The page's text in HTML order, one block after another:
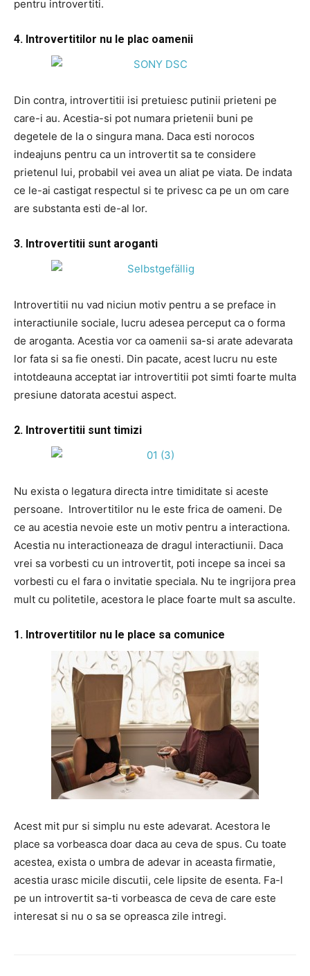
pentru introvertiti.
4. Introvertitilor nu le plac oamenii
Din contra, introvertitii isi pretuiesc putinii prieteni pe
care-i au. Acestia-si pot numara prietenii buni pe
degetele de la o singura mana. Daca esti norocos
indeajuns pentru ca un introvertit sa te considere
prietenul lui, probabil vei avea un aliat pe viata. De indata
ce le-ai castigat respectul si te privesc ca pe un om care
are substanta esti de-al lor.
3. Introvertitii sunt aroganti
Introvertitii nu vad niciun motiv pentru a se preface in
interactiunile sociale, lucru adesea perceput ca o forma
de aroganta. Acestia vor ca oamenii sa-si arate adevarata
lor fata si sa fie onesti. Din pacate, acest lucru nu este
intotdeauna acceptat iar introvertitii pot simti foarte multa
presiune datorata acestui aspect.
2. Introvertitii sunt timizi
Nu exista o legatura directa intre timiditate si aceste
persoane. Introvertitilor nu le este frica de oameni. De
ce au acestia nevoie este un motiv pentru a interactiona.
Acestia nu interactioneaza de dragul interactiunii. Daca
vrei sa vorbesti cu un introvertit, poti incepe sa incei sa
vorbesti cu el fara o invitatie speciala. Nu te ingrijora prea
mult cu politetile, acestora le place foarte mult sa asculte.
1. Introvertitilor nu le place sa comunice
Acest mit pur si simplu nu este adevarat. Acestora le
place sa vorbeasca doar daca au ceva de spus. Cu toate
acestea, exista o umbra de adevar in aceasta firmatie,
acestia urasc micile discutii, cele lipsite de esenta. Fa-l
pe un introvertit sa-ti vorbeasca de ceva de care este
interesat si nu o sa se opreasca zile intregi.